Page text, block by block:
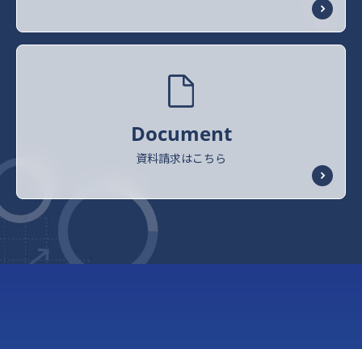
Document
資料請求はこちら